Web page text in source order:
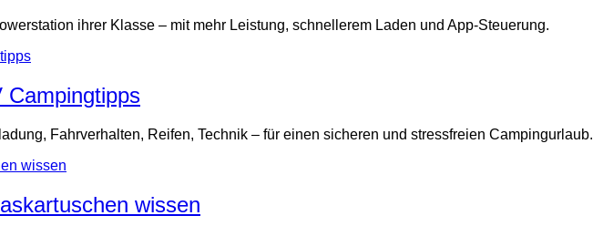
ihrer Klasse – mit mehr Leistung, schnellerem Laden und App-Steuerung.
Campingtipps
Fahrverhalten, Reifen, Technik – für einen sicheren und stressfreien Campingurlaub.
wissen